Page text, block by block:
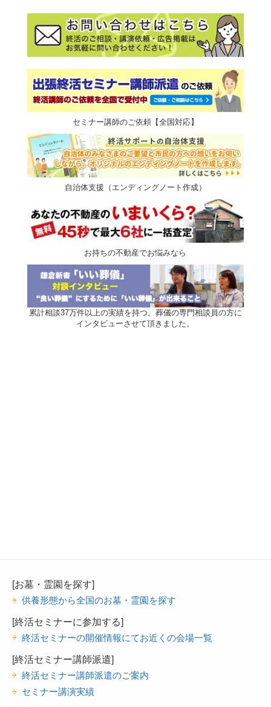
セミナー講師のご依頼【全国対応】
自治体支援（エンディングノート作成）
お持ちの不動産でお悩みなら
累計相談37万件以上の実績を持つ。葬儀の専門相談員の方に
インタビューさせて頂きました。
[お墓・霊園を探す]
供養形態から全国のお墓・霊園を探す
[終活セミナーに参加する]
終活セミナーの開催情報にてお近くの会場一覧
[終活セミナー講師派遣]
終活セミナー講師派遣のご案内
セミナー講演実績